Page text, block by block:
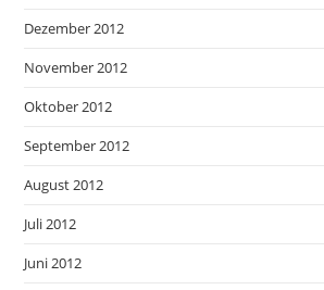
Dezember 2012
November 2012
Oktober 2012
September 2012
August 2012
Juli 2012
Juni 2012